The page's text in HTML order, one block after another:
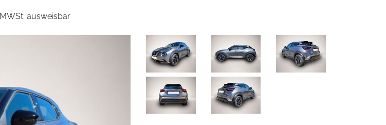
MWSt: ausweisbar